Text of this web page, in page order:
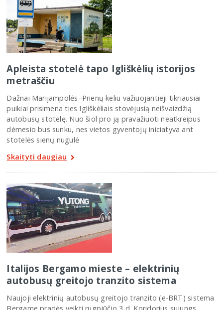
Apleista stotelė tapo Igliškėlių istorijos
metraščiu
Dažnai Marijampolės–Prienų keliu važiuojantieji tikriausiai
puikiai prisimena ties Igliškėliais stovėjusią neišvaizdžią
autobusų stotelę. Nuo šiol pro ją pravažiuoti neatkreipus
dėmesio bus sunku, nes vietos gyventojų iniciatyva ant
stotelės sienų nugulė
Skaityti daugiau
Italijos Bergamo mieste – elektrinių
autobusų greitojo tranzito sistema
Naujoji elektrinių autobusų greitojo tranzito (e-BRT) sistema